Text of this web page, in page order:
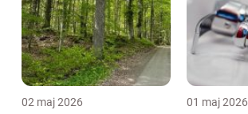
02 maj 2026 01 maj 2026